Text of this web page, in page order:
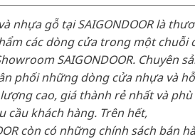
nhựa gỗ tại SAIGONDOOR là
các dòng cửa trong một chuỗi
SAIGONDOOR. Chuyên
phối những dòng cửa nhựa và
cao, giá thành rẻ nhất và
cầu khách hàng. Trên hết,
còn có những chính sách bán